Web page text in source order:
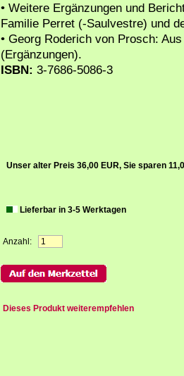
• Weitere Ergänzungen und
Familie Perret (-Saulvestre) und
• Georg Roderich von Prosch:
(Ergänzungen).
ISBN: 3-7686-5086-3
Unser alter Preis 36,00 EUR, Sie sparen
Lieferbar in 3-5 Werktagen
Anzahl:
Dieses Produkt weiterempfehlen